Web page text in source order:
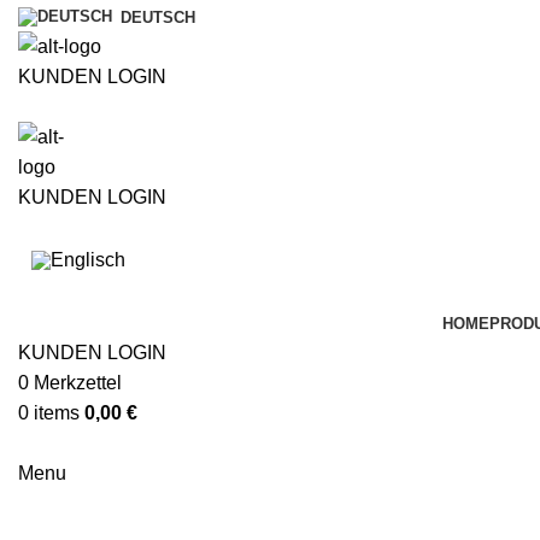
DEUTSCH
KUNDEN LOGIN
KUNDEN LOGIN
HOME
KUNDEN LOGIN
0 Merkzettel
0 items 0,00 €
Menu